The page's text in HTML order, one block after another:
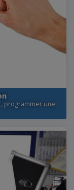
programmer une